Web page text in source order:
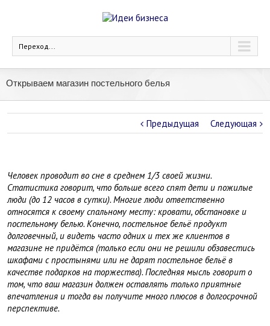
Переход...
Открываем магазин постельного белья
Предыдущая Следующая
Человек проводит во сне в среднем 1/3 своей жизни.
Статистика говорит, что больше всего спят дети и пожилые
люди (до 12 часов в сутки). Многие люди ответственно
относятся к своему спальному месту: кровати, обстановке и
постельному белью. Конечно, постельное бельё продукт
долговечный, и видеть часто одних и тех же клиентов в
магазине не придётся (только если они не решили обзавестись
шкафами с простынями или не дарят постельное бельё в
качестве подарков на торжества). Последняя мысль говорит о
том, что ваш магазин должен оставлять только приятные
впечатления и тогда вы получите много плюсов в долгосрочной
перспективе.